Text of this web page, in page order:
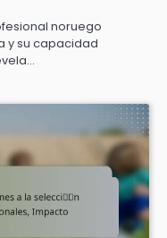
noruego
y su capacidad